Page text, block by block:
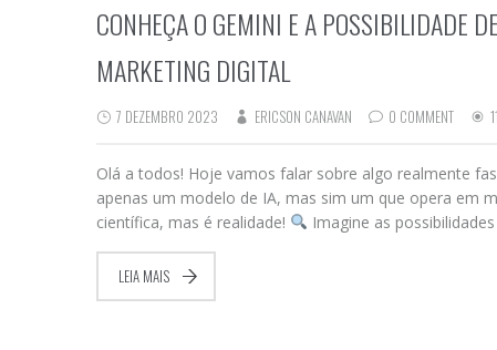
CONHEÇA O GEMINI E A POSSIBILIDADE
MARKETING DIGITAL
7 DEZEMBRO 2023 ERICSON CANAVAN 0 COMMENT
Olá a todos! Hoje vamos falar sobre algo realmente
apenas um modelo de IA, mas sim um que opera em
científica, mas é realidade!
Imagine as
LEIA MAIS